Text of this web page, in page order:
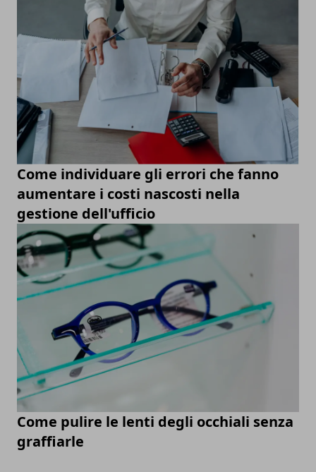
Come individuare gli errori che fanno
aumentare i costi nascosti nella
gestione dell'ufficio
Come pulire le lenti degli occhiali senza
graffiarle